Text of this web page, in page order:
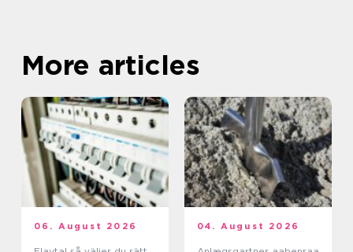
More articles
06. August 2026 04. August 2026